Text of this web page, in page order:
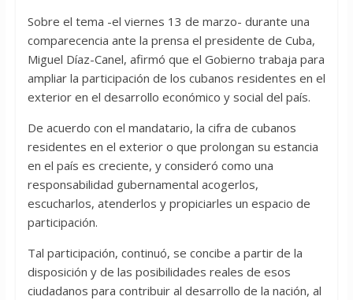
Sobre el tema -el viernes 13 de marzo- durante una
comparecencia ante la prensa el presidente de Cuba,
Miguel Díaz-Canel, afirmó que el Gobierno trabaja para
ampliar la participación de los cubanos residentes en el
exterior en el desarrollo económico y social del país.
De acuerdo con el mandatario, la cifra de cubanos
residentes en el exterior o que prolongan su estancia
en el país es creciente, y consideró como una
responsabilidad gubernamental acogerlos,
escucharlos, atenderlos y propiciarles un espacio de
participación.
Tal participación, continuó, se concibe a partir de la
disposición y de las posibilidades reales de esos
ciudadanos para contribuir al desarrollo de la nación, al